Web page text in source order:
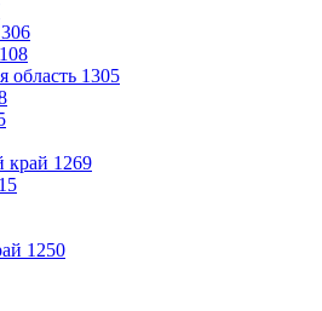
306
108
область 1305
край 1269
1250